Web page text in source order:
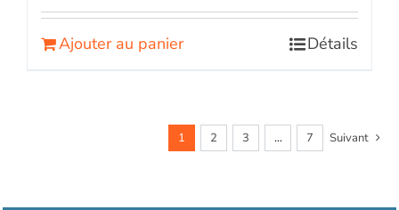
Ajouter au panier Détails
1 2 3 … 7 Suivant